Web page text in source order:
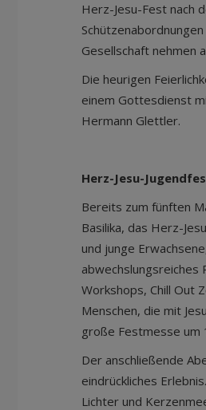
Herz-Jesu-Fest nach
Gesellschaft nehmen
Die heurigen
einem Gottesdienst
Hermann Glettler.
Herz-Jesu-
Bereits zum fünften
Basilika, das Herz-
und junge
Workshops, Chill Out
Menschen, die mit
große Festmesse um
Der anschließende
eindrückliches
Lichter und